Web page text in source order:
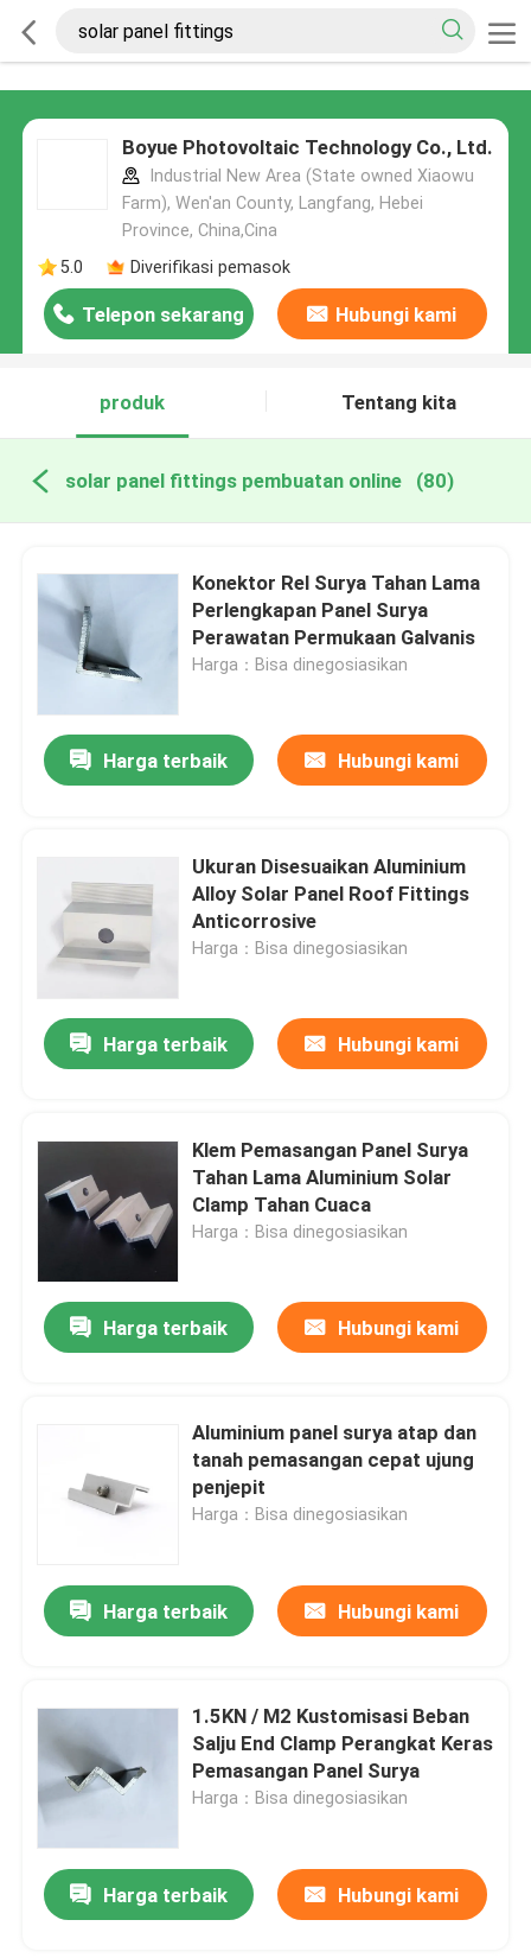
Boyue Photovoltaic Technology Co., Ltd.
Industrial New Area (State owned Xiaowu
Farm), Wen'an County, Langfang, Hebei
Province, China,Cina
5.0
Diverifikasi pemasok
Telepon sekarang Hubungi kami
produk Tentang kita
solar panel fittings pembuatan online (80)
Konektor Rel Surya Tahan Lama
Perlengkapan Panel Surya
Perawatan Permukaan Galvanis
Harga：Bisa dinegosiasikan
Harga terbaik Hubungi kami
Ukuran Disesuaikan Aluminium
Alloy Solar Panel Roof Fittings
Anticorrosive
Harga：Bisa dinegosiasikan
Harga terbaik Hubungi kami
Klem Pemasangan Panel Surya
Tahan Lama Aluminium Solar
Clamp Tahan Cuaca
Harga：Bisa dinegosiasikan
Harga terbaik Hubungi kami
Aluminium panel surya atap dan
tanah pemasangan cepat ujung
penjepit
Harga：Bisa dinegosiasikan
Harga terbaik Hubungi kami
1.5KN / M2 Kustomisasi Beban
Salju End Clamp Perangkat Keras
Pemasangan Panel Surya
Harga：Bisa dinegosiasikan
Harga terbaik Hubungi kami